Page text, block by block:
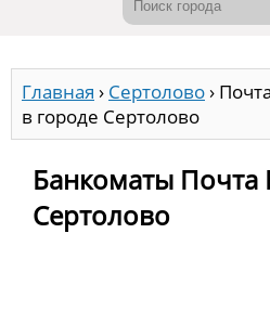
Главная › Сертолово›
в городе Сертолово
Банкоматы Почта
Сертолово